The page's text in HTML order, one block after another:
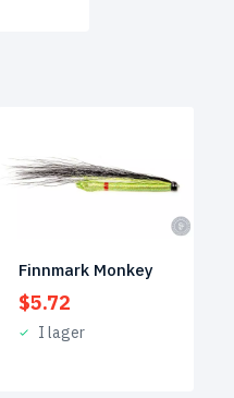
Finnmark Monkey
$5.72
I lager